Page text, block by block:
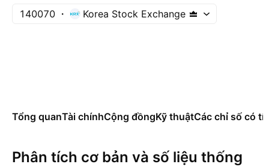
140070 Korea Stock Exchange
Tổng quanTài chínhCộng đồngKỹ thuậtCác chỉ số có
Phân tích cơ bản và số liệu thống